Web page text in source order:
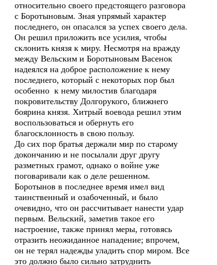
относительно своего предстоящего разговора
с Боротыновым. Зная упрямый характер
последнего, он опасался за успех своего дела.
Он решил приложить все усилия, чтобы
склонить князя к миру. Несмотря на вражду
между Вельским и Боротыновым Васенок
надеялся на доброе расположение к нему
последнего, который с некоторых пор был
особенно к нему милостив благодаря
покровительству Долгорукого, ближнего
боярина князя. Хитрый воевода решил этим
воспользоваться и обернуть его
благосклонность в свою пользу.
До сих пор братья держали мир по старому
докончанию и не посылали друг другу
разметных грамот, однако о войне уже
поговаривали как о деле решенном.
Боротынов в последнее время имел вид
таинственный и озабоченный, и было
очевидно, что он рассчитывает нанести удар
первым. Вельский, заметив такое его
настроение, также принял меры, готовясь
отразить неожиданное нападение; впрочем,
он не терял надежды уладить спор миром. Все
это должно было сильно затруднить